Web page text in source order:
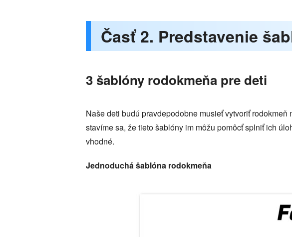
Časť 2. Predstavenie
3 šablóny rodokmeňa pre deti
Naše deti budú pravdepodobne musieť vytvoriť
stavíme sa, že tieto šablóny im môžu pomôcť splniť ich
vhodné.
Jednoduchá šablóna rodokmeňa